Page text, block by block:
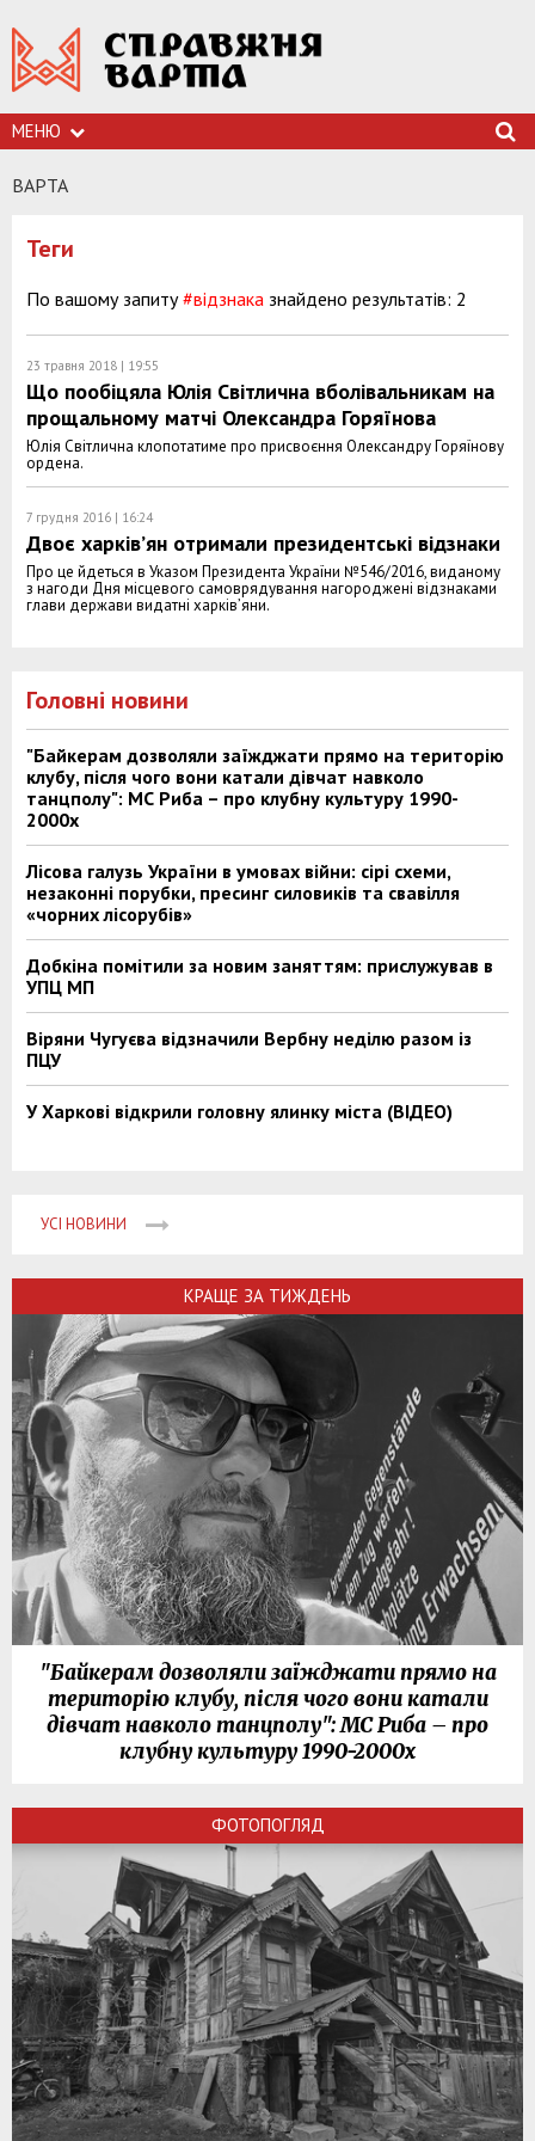
МЕНЮ
ВАРТА
Теги
По вашому запиту#відзнака знайдено результатів: 2
23 травня 2018 | 19:55
Що пообіцяла Юлія Світлична вболівальникам на
прощальному матчі Олександра Горяїнова
Юлія Світлична клопотатиме про присвоєння Олександру Горяїнову
ордена.
7 грудня 2016 | 16:24
Двоє харків’ян отримали президентські відзнаки
Про це йдеться в Указом Президента України №546/2016, виданому
з нагоди Дня місцевого самоврядування нагороджені відзнаками
глави держави видатні харків’яни.
Головні новини
"Байкерам дозволяли заїжджати прямо на територію
клубу, після чого вони катали дівчат навколо
танцполу": МС Риба – про клубну культуру 1990-
2000х
Лісова галузь України в умовах війни: сірі схеми,
незаконні порубки, пресинг силовиків та свавілля
«чорних лісорубів»
Добкіна помітили за новим заняттям: прислужував в
УПЦ МП
Віряни Чугуєва відзначили Вербну неділю разом із
ПЦУ
У Харкові відкрили головну ялинку міста (ВІДЕО)
УСІ НОВИНИ
КРАЩЕ ЗА ТИЖДЕНЬ
"Байкерам дозволяли заїжджати прямо на
територію клубу, після чого вони катали
дівчат навколо танцполу": МС Риба – про
клубну культуру 1990-2000х
ФОТОПОГЛЯД